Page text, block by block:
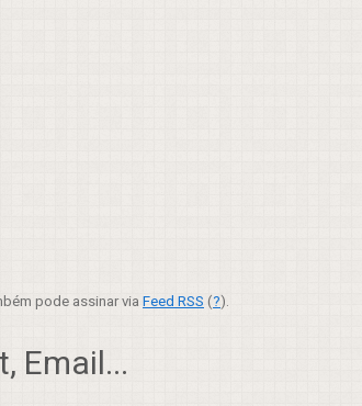
pode assinar via Feed RSS (?).
Email...